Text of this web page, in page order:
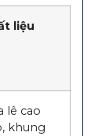
liệu
lê cao
khung